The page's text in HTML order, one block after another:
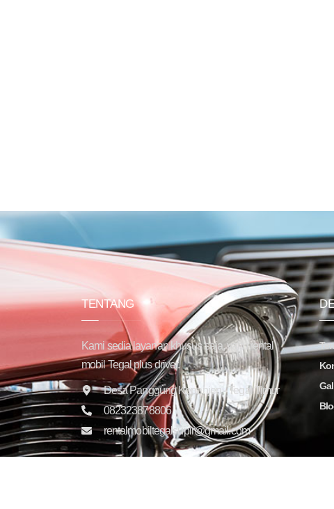
TENTANG
Kami sedia layanan khusus saja, yaitu rental
mobil Tegal plus driver.
Desa Panggung Kepanjen - Tegal Timur
082323878806
rentalmobiltegalsupir@gmail.com